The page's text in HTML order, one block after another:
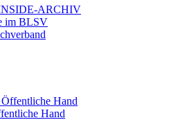
ARCHIV
im BLSV
Hand
Hand